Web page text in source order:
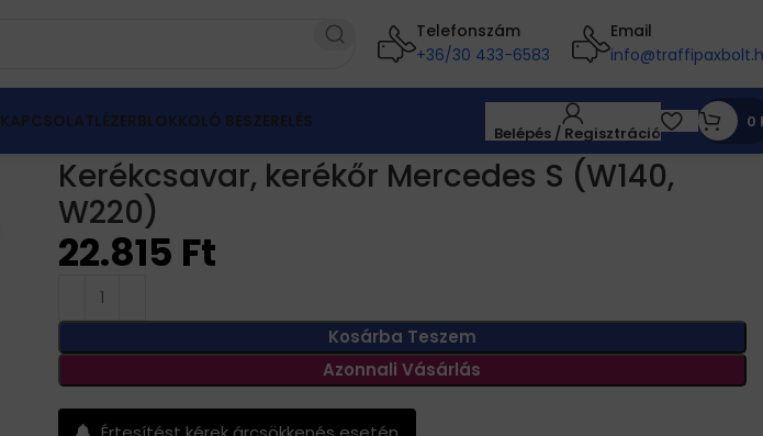
Telefonszám
+36/30 433-6583
Email
KAPCSOLATLÉZERBLOKKOLÓ BESZERELÉS
Belépés / Regisztráció
0
Kerékcsavar, kerékőr Mercedes S (W140,
W220)
22.815 Ft
Kosárba Teszem
Azonnali Vásárlás